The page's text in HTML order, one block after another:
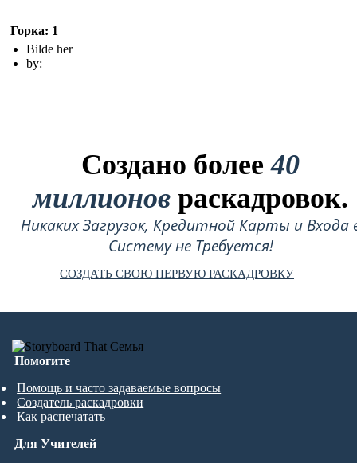
Горка: 1
Bilde her
by:
Создано более40
миллионов раскадровок.
Никаких Загрузок, Кредитной Карты и Входа
Систему не Требуется!
СОЗДАТЬ СВОЮ ПЕРВУЮ РАСКАДРОВКУ
Помогите
Помощь и часто задаваемые вопросы
Создатель раскадровки
Как распечатать
Для Учителей